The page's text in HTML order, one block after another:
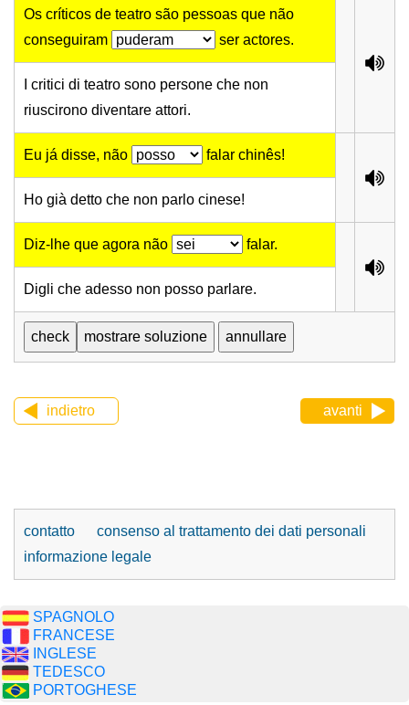
Os críticos de teatro são pessoas que não
conseguiram
ser actores.
I critici di teatro sono persone che non
riuscirono diventare attori.
Eu já disse, não falar chinês!
Ho già detto che non parlo cinese!
Diz-lhe que agora não falar.
Digli che adesso non posso parlare.
indietro avanti
contatto
consenso al trattamento dei dati personali
informazione legale
SPAGNOLO
FRANCESE
INGLESE
TEDESCO
PORTOGHESE